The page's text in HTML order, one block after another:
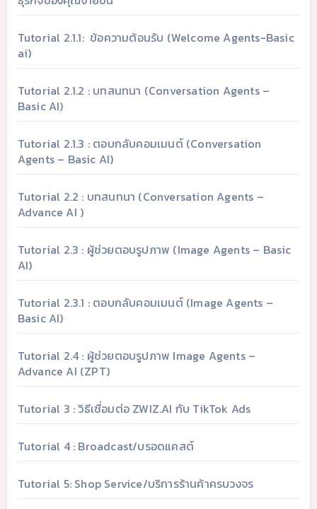
Tutorial 2.1.1: ข้อความต้อนรับ (Welcome Agents-Basic
ai)
Tutorial 2.1.2 : บทสนทนา (Conversation Agents –
Basic AI)
Tutorial 2.1.3 : ตอบกลับคอมเมนต์ (Conversation
Agents – Basic AI)
Tutorial 2.2 : บทสนทนา (Conversation Agents –
Advance AI )
Tutorial 2.3 : ผู้ช่วยตอบรูปภาพ (Image Agents – Basic
AI)
Tutorial 2.3.1 : ตอบกลับคอมเมนต์ (Image Agents –
Basic AI)
Tutorial 2.4 : ผู้ช่วยตอบรูปภาพ Image Agents –
Advance AI (ZPT)
Tutorial 3 : วิธีเชื่อมต่อ ZWIZ.AI กับ TikTok Ads
Tutorial 4 : Broadcast/บรอดแคสต์
Tutorial 5: Shop Service/บริการร้านค้าครบวงจร